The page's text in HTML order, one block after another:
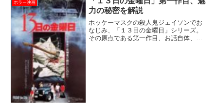
ホラー映画
力の秘密を解説
ホッケーマスクの殺人鬼ジェイソンでお
なじみ、「１３日の金曜日」シリーズ。
その原点である第一作目、お話自体、正